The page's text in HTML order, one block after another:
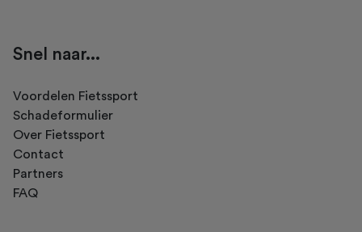
Snel naar...
Voordelen Fietssport
Schadeformulier
Over Fietssport
Contact
Partners
FAQ